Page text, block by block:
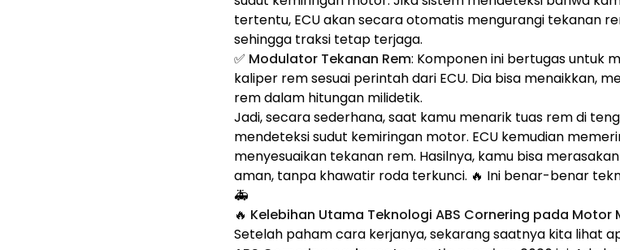
tertentu, ECU akan secara otomatis mengurangi tekanan
sehingga traksi tetap terjaga.
✅ Modulator Tekanan Rem: Komponen ini bertugas untuk
kaliper rem sesuai perintah dari ECU. Dia bisa menaikkan,
rem dalam hitungan milidetik.
Jadi, secara sederhana, saat kamu menarik tuas rem di
mendeteksi sudut kemiringan motor. ECU kemudian
menyesuaikan tekanan rem. Hasilnya, kamu bisa
aman, tanpa khawatir roda terkunci. 🔥 Ini benar-benar
🚑
🔥 Kelebihan Utama Teknologi ABS Cornering pada Motor
Setelah paham cara kerjanya, sekarang saatnya kita lihat